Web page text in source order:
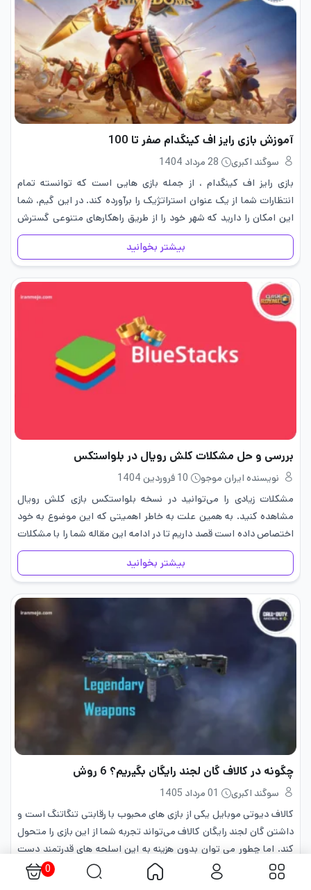
آموزش بازی رایز اف کینگدام صفر تا 100
سوگند اکبری
28 مرداد 1404
بازی رایز اف کینگدام ، از جمله بازی هایی است که توانسته تمام
انتظارات شما از یک عنوان استراتژیک را برآورده کند. در این گیم، شما
این امکان را دارید که شهر خود را از طریق راهکارهای متنوعی گسترش
داده…
بیشتر بخوانید
بررسی و حل مشکلات کلش رویال در بلواستکس
نویسنده ایران موجو
10 فروردین 1404
مشکلات زیادی را می‌توانید در نسخه بلواستکس بازی کلش رویال
مشاهده کنید. به همین علت به خاطر اهمیتی که این موضوع به خود
اختصاص داده است قصد داریم تا در ادامه این مقاله شما را با مشکلات
کلش رویال در…
بیشتر بخوانید
چگونه در کالاف گان لجند رایگان بگیریم؟ 6 روش
سوگند اکبری
01 مرداد 1405
کالاف دیوتی موبایل یکی از بازی های محبوب با رقابتی تنگاتنگ است و
داشتن گان لجند رایگان کالاف می‌تواند تجربه‌ شما از این بازی را متحول
کند. اما چطور می توان بدون هزینه به این اسلحه های قدرتمند دست
یافت؟…
بیشتر بخوانید
0